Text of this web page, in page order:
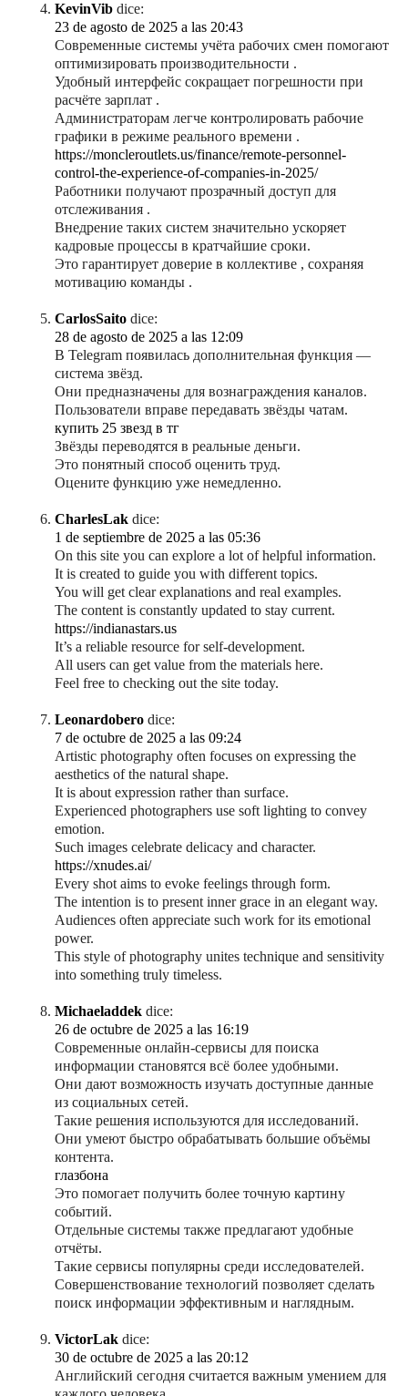
KevinVib dice:
23 de agosto de 2025 a las 20:43
Современные системы учёта рабочих смен помогают
оптимизировать производительности .
Удобный интерфейс сокращает погрешности при
расчёте зарплат .
Администраторам легче контролировать рабочие
графики в режиме реального времени .
https://moncleroutlets.us/finance/remote-personnel-
control-the-experience-of-companies-in-2025/
Работники получают прозрачный доступ для
отслеживания .
Внедрение таких систем значительно ускоряет
кадровые процессы в кратчайшие сроки.
Это гарантирует доверие в коллективе , сохраняя
мотивацию команды .
CarlosSaito dice:
28 de agosto de 2025 a las 12:09
В Telegram появилась дополнительная функция —
система звёзд.
Они предназначены для вознаграждения каналов.
Пользователи вправе передавать звёзды чатам.
купить 25 звезд в тг
Звёзды переводятся в реальные деньги.
Это понятный способ оценить труд.
Оцените функцию уже немедленно.
CharlesLak dice:
1 de septiembre de 2025 a las 05:36
On this site you can explore a lot of helpful information.
It is created to guide you with different topics.
You will get clear explanations and real examples.
The content is constantly updated to stay current.
https://indianastars.us
It’s a reliable resource for self-development.
All users can get value from the materials here.
Feel free to checking out the site today.
Leonardobero dice:
7 de octubre de 2025 a las 09:24
Artistic photography often focuses on expressing the
aesthetics of the natural shape.
It is about expression rather than surface.
Experienced photographers use soft lighting to convey
emotion.
Such images celebrate delicacy and character.
https://xnudes.ai/
Every shot aims to evoke feelings through form.
The intention is to present inner grace in an elegant way.
Audiences often appreciate such work for its emotional
power.
This style of photography unites technique and sensitivity
into something truly timeless.
Michaeladdek dice:
26 de octubre de 2025 a las 16:19
Современные онлайн-сервисы для поиска
информации становятся всё более удобными.
Они дают возможность изучать доступные данные
из социальных сетей.
Такие решения используются для исследований.
Они умеют быстро обрабатывать большие объёмы
контента.
глазбона
Это помогает получить более точную картину
событий.
Отдельные системы также предлагают удобные
отчёты.
Такие сервисы популярны среди исследователей.
Совершенствование технологий позволяет сделать
поиск информации эффективным и наглядным.
VictorLak dice:
30 de octubre de 2025 a las 20:12
Английский сегодня считается важным умением для